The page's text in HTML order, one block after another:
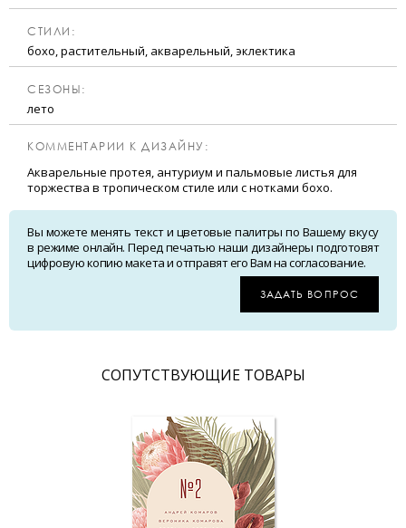
CТИЛИ:
бохо, растительный, акварельный, эклектика
CЕЗОНЫ:
лето
КОММЕНТАРИИ К ДИЗАЙНУ:
Акварельные протея, антуриум и пальмовые листья для
торжества в тропическом стиле или с нотками бохо.
Вы можете менять текст и цветовые палитры по Вашему вкусу
в режиме онлайн. Перед печатью наши дизайнеры подготовят
цифровую копию макета и отправят его Вам на согласование.
ЗАДАТЬ ВОПРОС
CОПУТСТВУЮЩИЕ ТОВАРЫ